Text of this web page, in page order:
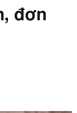
đơn